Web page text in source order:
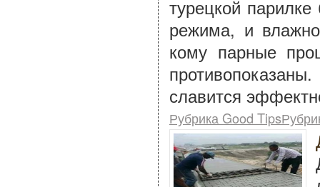
турецкой
режима, и
кому парные
славится
Рубрика Good